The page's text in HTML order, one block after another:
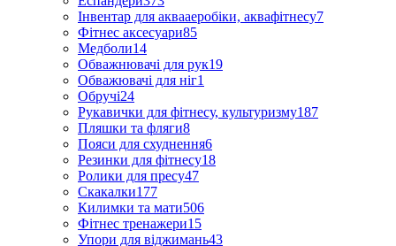
Інвентар для аквааеробіки, аквафітнесу7
Фітнес аксесуари85
Медболи14
Обважнювачі для рук19
Обважювачі для ніг1
Обручі24
Рукавички для фітнесу, культуризму187
Пляшки та фляги8
Пояси для схуднення6
Резинки для фітнесу18
Ролики для пресу47
Скакалки177
Килимки та мати506
Фітнес тренажери15
Упори для віджимань43